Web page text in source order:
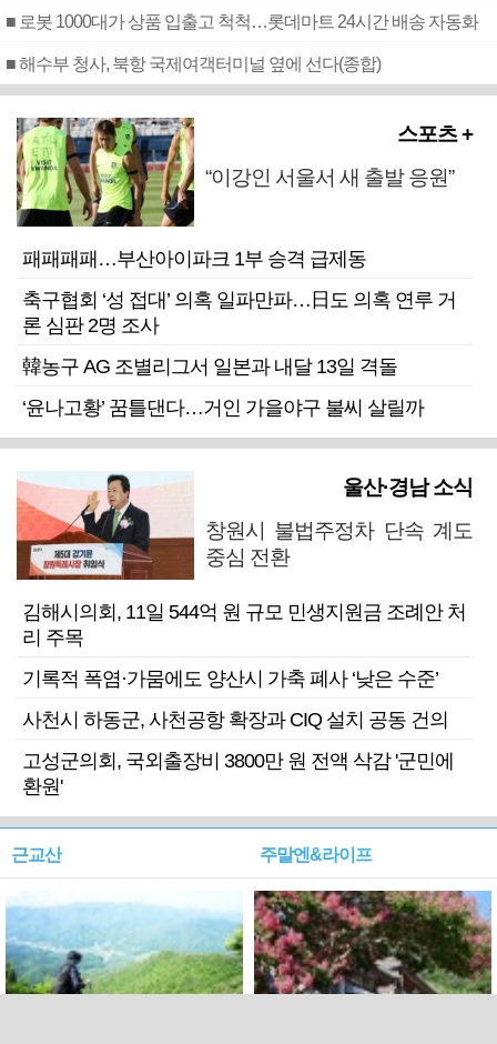
■ 로봇 1000대가 상품 입출고 척척…롯데마트 24시간 배송 자동화
■ 해수부 청사, 북항 국제여객터미널 옆에 선다(종합)
스포츠 +
“이강인 서울서 새 출발 응원”
패패패패…부산아이파크 1부 승격 급제동
축구협회 ‘성 접대’ 의혹 일파만파…日도 의혹 연루 거
론 심판 2명 조사
韓농구 AG 조별리그서 일본과 내달 13일 격돌
‘윤나고황’ 꿈틀댄다…거인 가을야구 불씨 살릴까
울산·경남 소식
창원시 불법주정차 단속 계도
중심 전환
김해시의회, 11일 544억 원 규모 민생지원금 조례안 처
리 주목
기록적 폭염·가뭄에도 양산시 가축 폐사 ‘낮은 수준’
사천시 하동군, 사천공항 확장과 CIQ 설치 공동 건의
고성군의회, 국외출장비 3800만 원 전액 삭감 '군민에
환원'
근교산 주말엔&라이프